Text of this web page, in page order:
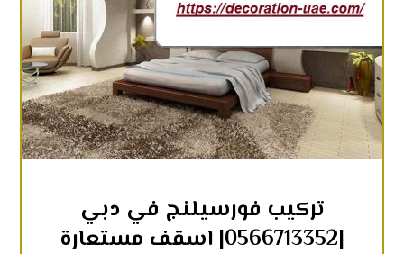
تركيب فورسيلنج في دبي
|0566713352| اسقف مستعارة